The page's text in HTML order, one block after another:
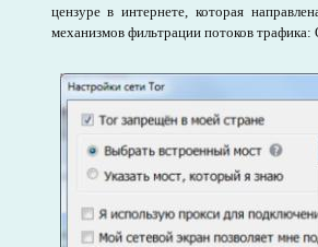
цензуре в интернете, которая
механизмов фильтрации потоков